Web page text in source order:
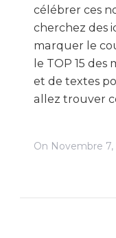
célébrer ces
cherchez des
marquer le
le TOP 15
et de textes
allez trouver
On Novembre 7,